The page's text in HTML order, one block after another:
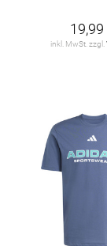
19,99
inkl. MwSt. zzgl.